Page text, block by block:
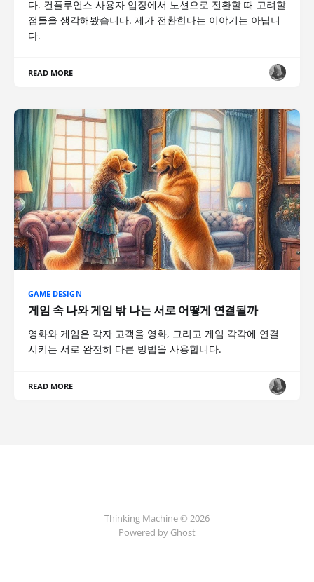
다. 컨플루언스 사용자 입장에서 노션으로 전환할 때 고려할
점들을 생각해봤습니다. 제가 전환한다는 이야기는 아닙니
다.
READ MORE
GAME DESIGN
게임 속 나와 게임 밖 나는 서로 어떻게 연결될까
영화와 게임은 각자 고객을 영화, 그리고 게임 각각에 연결
시키는 서로 완전히 다른 방법을 사용합니다.
READ MORE
Thinking Machine © 2026
Powered by Ghost